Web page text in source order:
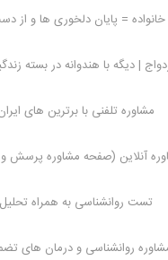
= پایان دلخوری ها و از
| دیگه با هندوانه در بسته
مشاوره تلفنی با برترین های
آنلاین (صفحه مشاوره پرسش
تست روانشناسی به همراه تحلیل
روانشناسی و درمان های
به تریاک در خانه:
در خانه با علائم بسیار شدیدی
آن اطلاعاتی داشته باشید تا در
و ترسیدن